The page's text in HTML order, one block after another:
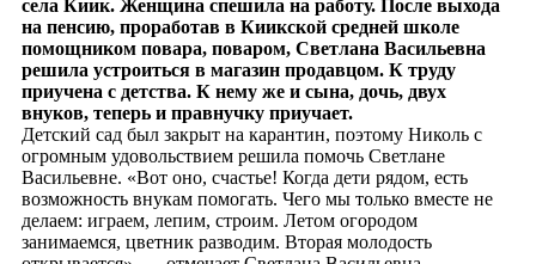
села Киик. Женщина спешила на работу. После выхода
на пенсию, проработав в Киикской средней школе
помощником повара, поваром, Светлана Васильевна
решила устроиться в магазин продавцом. К труду
приучена с детства. К нему же и сына, дочь, двух
внуков, теперь и правнучку приучает.
Детский сад был закрыт на карантин, поэтому Николь с
огромным удовольствием решила помочь Светлане
Васильевне. «Вот оно, счастье! Когда дети рядом, есть
возможность внукам помогать. Чего мы только вместе не
делаем: играем, лепим, строим. Летом огородом
занимаемся, цветник разводим. Вторая молодость